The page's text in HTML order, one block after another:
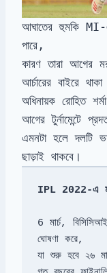
আঘাতের হুমকি
পারে,
কারণ তারা আগের
আর্চারের বাইরে
অধিনায়ক রোহিত
আগের টুর্নামেন্টে
এমনটা হলে দলটি
ছাড়াই থাকবে।
IPL 2022-এ
6 মার্চ,
ঘোষণা করে,
যা শুরু হবে ২৬